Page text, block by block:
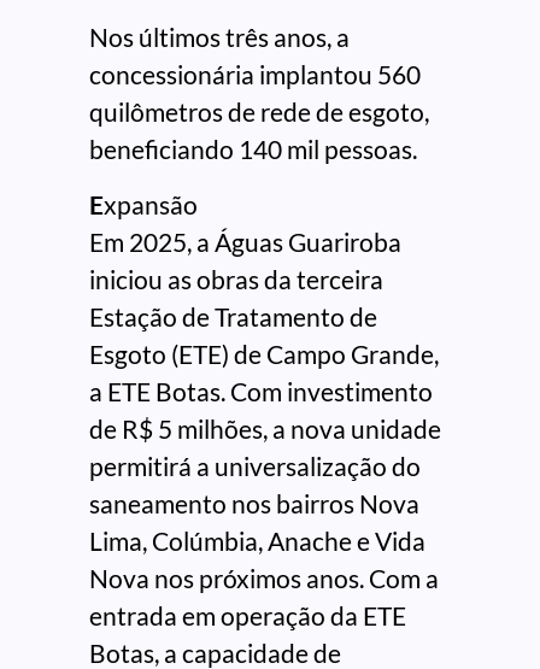
Nos últimos três anos, a
concessionária implantou 560
quilômetros de rede de esgoto,
beneficiando 140 mil pessoas.
Expansão
Em 2025, a Águas Guariroba
iniciou as obras da terceira
Estação de Tratamento de
Esgoto (ETE) de Campo Grande,
a ETE Botas. Com investimento
de R$ 5 milhões, a nova unidade
permitirá a universalização do
saneamento nos bairros Nova
Lima, Colúmbia, Anache e Vida
Nova nos próximos anos. Com a
entrada em operação da ETE
Botas, a capacidade de